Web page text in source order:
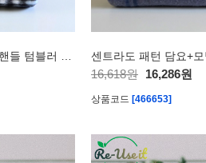
센트라도 패턴 담요+
16,618원 16,286원
상품코드 [466653]